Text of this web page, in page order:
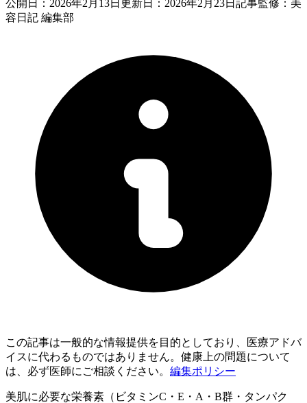
公開日： 2026年2月13日 更新日： 2026年2月23日 記事監修：美
容日記 編集部
この記事は一般的な情報提供を目的としており、医療アドバ
イスに代わるものではありません。健康上の問題について
は、必ず医師にご相談ください。 編集ポリシー
美肌に必要な栄養素（ビタミンC・E・A・B群・タンパク